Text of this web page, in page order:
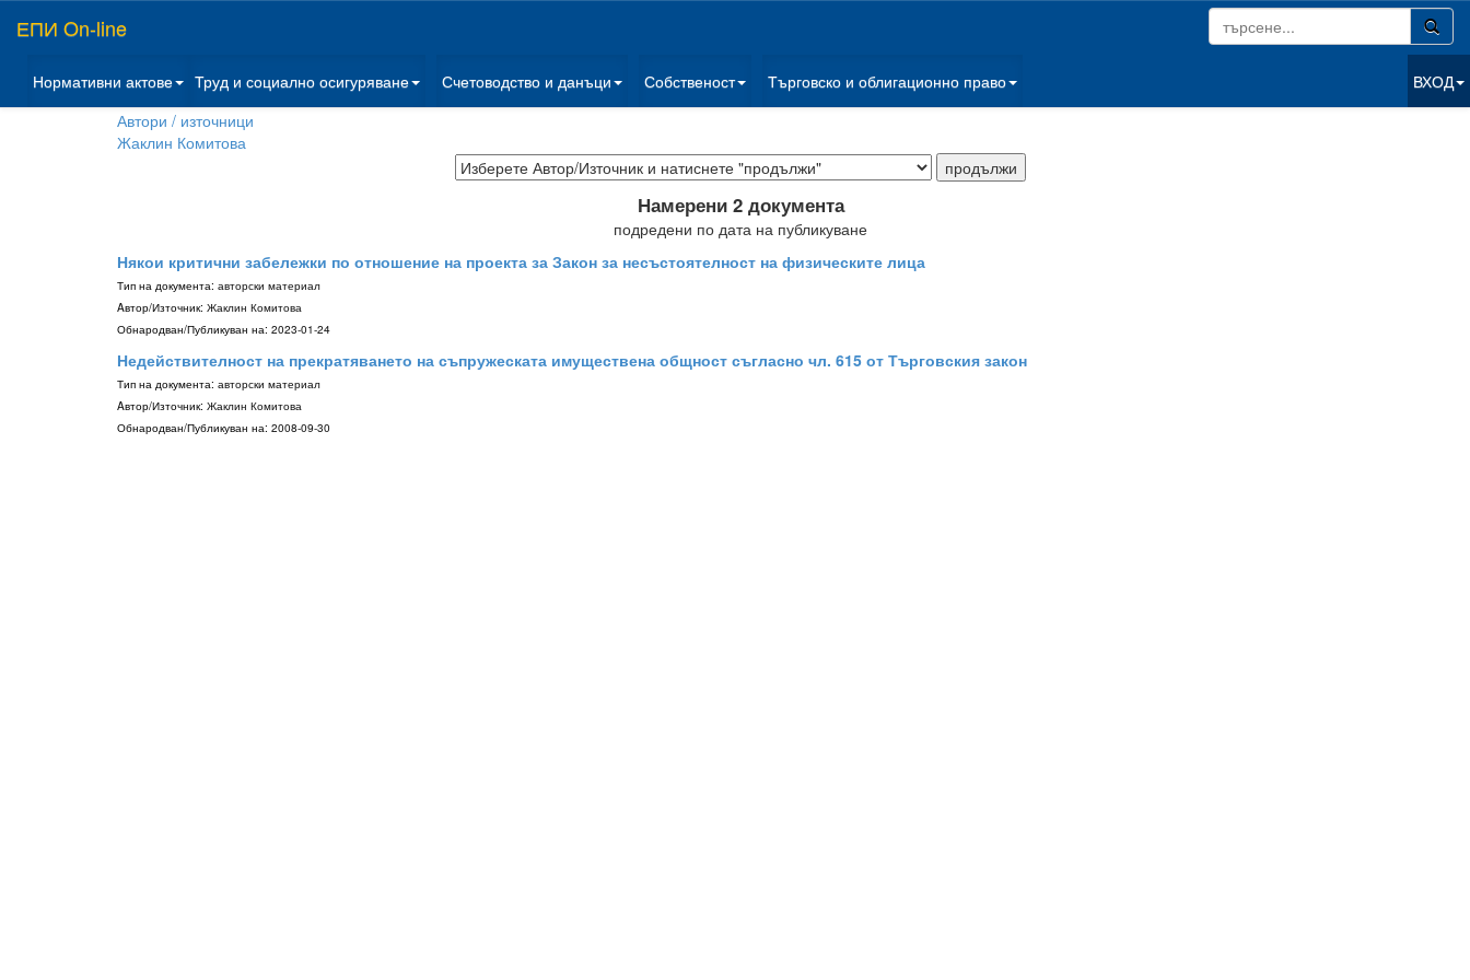
ЕПИ On-line
Нормативни актове Труд и социално осигуряване Счетоводство и данъци Собственост Търговско и облигационно право
ВХОД
Автори / източници
Жаклин Комитова
Намерени 2 документа
подредени по дата на публикуване
Някои критични забележки по отношение на проекта за Закон за несъстоятелност на физическите лица
Тип на документа: авторски материал
Aвтор/Източник: Жаклин Комитова
Обнародван/Публикуван на: 2023-01-24
Недействителност на прекратяването на съпружеската имуществена общност съгласно чл. 615 от Търговския закон
Тип на документа: авторски материал
Aвтор/Източник: Жаклин Комитова
Обнародван/Публикуван на: 2008-09-30